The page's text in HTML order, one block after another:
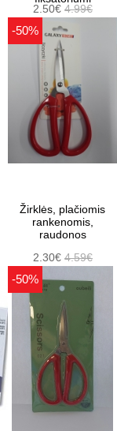
2.50€ 4.99€
-50%
Žirklės, plačiomis
rankenomis,
raudonos
2.30€ 4.59€
-50%